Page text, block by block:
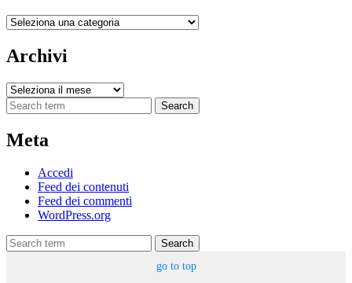
Categorie
Archivi
Archivi
Search
Meta
Accedi
Feed dei contenuti
Feed dei commenti
WordPress.org
Search
go to top